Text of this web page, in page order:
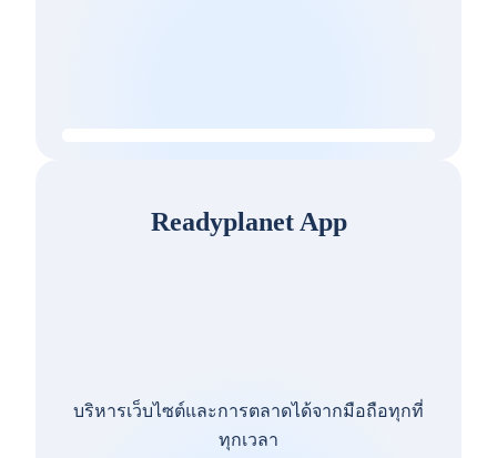
Readyplanet App
บริหารเว็บไซต์และการตลาดได้จากมือถือทุกที่
ทุกเวลา